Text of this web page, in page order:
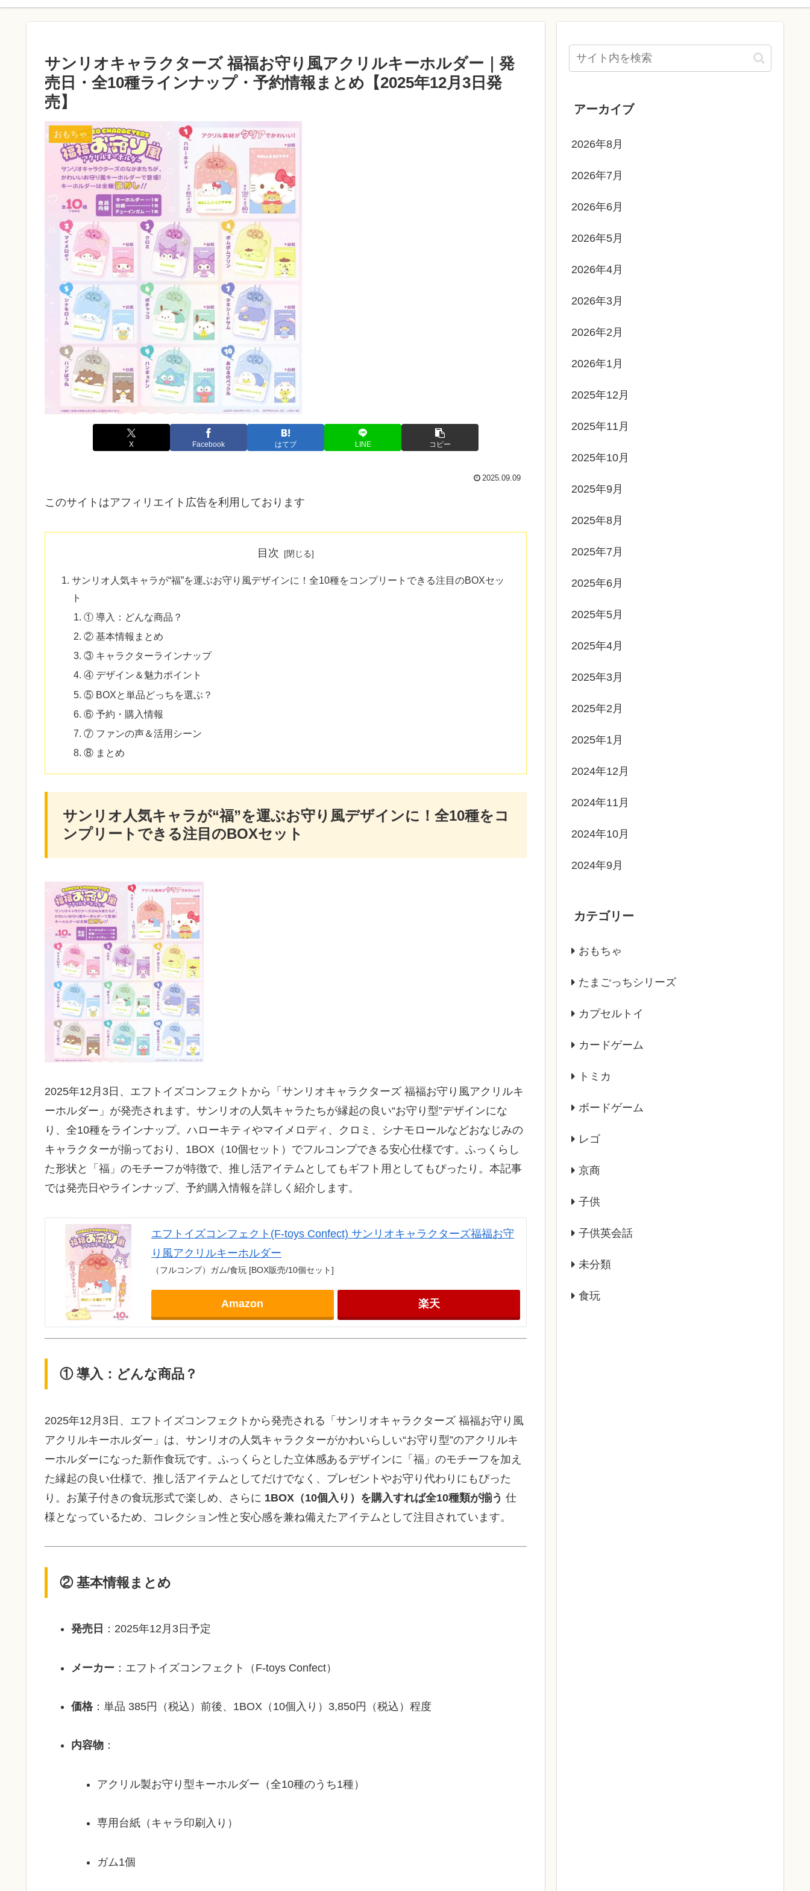
サンリオキャラクターズ 福福お守り風アクリルキーホルダー｜発
売日・全10種ラインナップ・予約情報まとめ【2025年12月3日発
売】
おもちゃ
X Facebook はてブ LINE コピー
2025.09.09
このサイトはアフィリエイト広告を利用しております
目次
サンリオ人気キャラが“福”を運ぶお守り風デザインに！全10種をコンプリートできる注目のBOXセッ
ト
① 導入：どんな商品？
② 基本情報まとめ
③ キャラクターラインナップ
④ デザイン＆魅力ポイント
⑤ BOXと単品どっちを選ぶ？
⑥ 予約・購入情報
⑦ ファンの声＆活用シーン
⑧ まとめ
サンリオ人気キャラが“福”を運ぶお守り風デザインに！全10種をコ
ンプリートできる注目のBOXセット
2025年12月3日、エフトイズコンフェクトから「サンリオキャラクターズ 福福お守り風アクリルキ
ーホルダー」が発売されます。サンリオの人気キャラたちが縁起の良い“お守り型”デザインにな
り、全10種をラインナップ。ハローキティやマイメロディ、クロミ、シナモロールなどおなじみの
キャラクターが揃っており、1BOX（10個セット）でフルコンプできる安心仕様です。ふっくらし
た形状と「福」のモチーフが特徴で、推し活アイテムとしてもギフト用としてもぴったり。本記事
では発売日やラインナップ、予約購入情報を詳しく紹介します。
エフトイズコンフェクト(F-toys Confect) サンリオキャラクターズ福福お守
り風アクリルキーホルダー
（フルコンプ）ガム/食玩 [BOX販売/10個セット]
Amazon 楽天
① 導入：どんな商品？
2025年12月3日、エフトイズコンフェクトから発売される「サンリオキャラクターズ 福福お守り風
アクリルキーホルダー」は、サンリオの人気キャラクターがかわいらしい“お守り型”のアクリルキ
ーホルダーになった新作食玩です。ふっくらとした立体感あるデザインに「福」のモチーフを加え
た縁起の良い仕様で、推し活アイテムとしてだけでなく、プレゼントやお守り代わりにもぴった
り。お菓子付きの食玩形式で楽しめ、さらに 1BOX（10個入り）を購入すれば全10種類が揃う 仕
様となっているため、コレクション性と安心感を兼ね備えたアイテムとして注目されています。
② 基本情報まとめ
発売日 ：2025年12月3日予定
メーカー：エフトイズコンフェクト（F-toys Confect）
価格：単品 385円（税込）前後、1BOX（10個入り）3,850円（税込）程度
内容物：
アクリル製お守り型キーホルダー（全10種のうち1種）
専用台紙（キャラ印刷入り）
ガム1個
アーカイブ
2026年8月
2026年7月
2026年6月
2026年5月
2026年4月
2026年3月
2026年2月
2026年1月
2025年12月
2025年11月
2025年10月
2025年9月
2025年8月
2025年7月
2025年6月
2025年5月
2025年4月
2025年3月
2025年2月
2025年1月
2024年12月
2024年11月
2024年10月
2024年9月
カテゴリー
おもちゃ
たまごっちシリーズ
カプセルトイ
カードゲーム
トミカ
ボードゲーム
レゴ
京商
子供
子供英会話
未分類
食玩